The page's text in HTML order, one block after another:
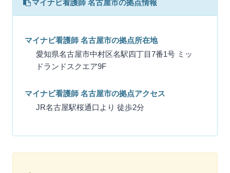
マイナビ看護師 名古屋市の拠点情報
マイナビ看護師 名古屋市の拠点所在地
愛知県名古屋市中村区名駅四丁目7番1号 ミッ
ドランドスクエア9F
マイナビ看護師 名古屋市の拠点アクセス
JR名古屋駅桜通口より 徒歩2分